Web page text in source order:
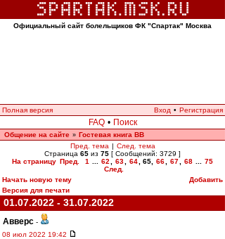
Официальный сайт болельщиков ФК "Спартак" Москва
Полная версия Вход • Регистрация
FAQ • Поиск
Общение на сайте » Гостевая книга ВВ
Пред. тема | След. тема
Страница 65 из 75 [ Сообщений: 3729 ]
На страницу Пред. 1 62 63 64 65 66 67 68
75
След.
Начать новую тему
Добавить
Версия для печати
01.07.2022 - 31.07.2022
Авверс -
08 июл 2022 19:42